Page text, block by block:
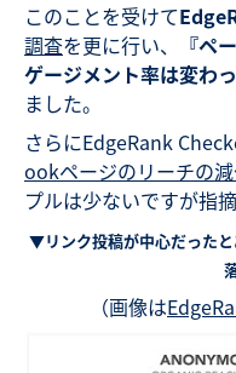
このことを受けて
調査を更に行い、
『ペ
ゲージメント率は変わっ
ました。
さらにEdgeRank
ookページのリーチの
プルは少ないですが指
▼リンク投稿が中心だった
（画像は